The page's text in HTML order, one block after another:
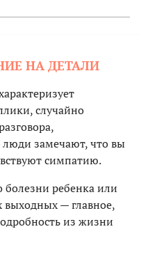
НА ДЕТАЛИ
случайно
замечают, что вы
симпатию.
ребенка или
выходных — главное,
из жизни